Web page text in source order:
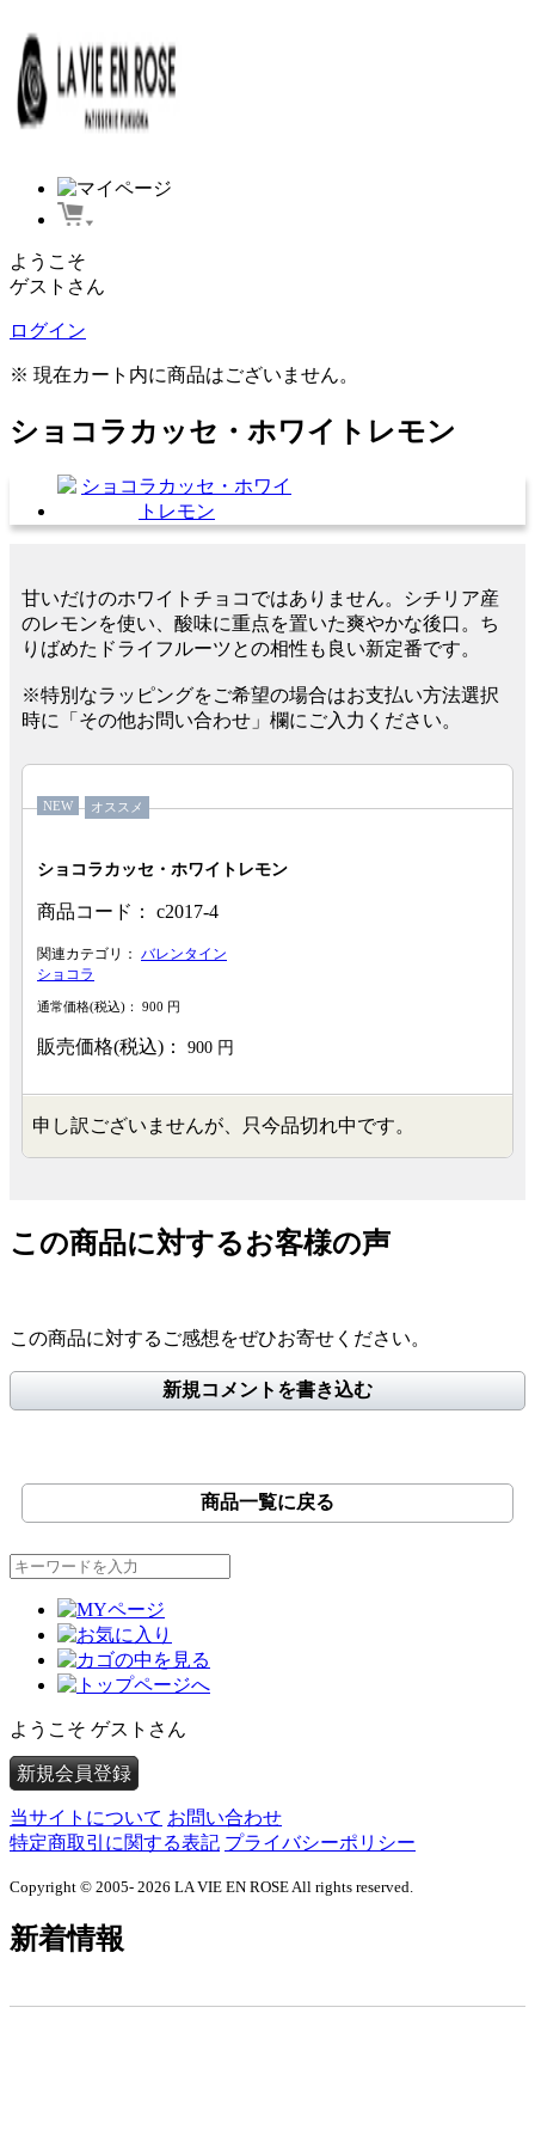
ようこそ
ゲストさん
ログイン
※ 現在カート内に商品はございません。
ショコラカッセ・ホワイトレモン
甘いだけのホワイトチョコではありません。シチリア産
のレモンを使い、酸味に重点を置いた爽やかな後口。ち
りばめたドライフルーツとの相性も良い新定番です。
※特別なラッピングをご希望の場合はお支払い方法選択
時に「その他お問い合わせ」欄にご入力ください。
NEW オススメ
ショコラカッセ・ホワイトレモン
商品コード： c2017-4
関連カテゴリ： バレンタイン
ショコラ
通常価格(税込)： 900 円
販売価格(税込)： 900 円
申し訳ございませんが、只今品切れ中です。
この商品に対するお客様の声
この商品に対するご感想をぜひお寄せください。
新規コメントを書き込む
商品一覧に戻る
ようこそ ゲストさん
新規会員登録
当サイトについて お問い合わせ
特定商取引に関する表記 プライバシーポリシー
Copyright © 2005- 2026 LA VIE EN ROSE All rights reserved.
新着情報